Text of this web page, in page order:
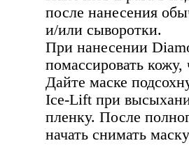
после нанесения
и/или сыворотки.
При нанесении
помассировать кожу,
Дайте маске
Ice-Lift при
пленку. После
начать снимать